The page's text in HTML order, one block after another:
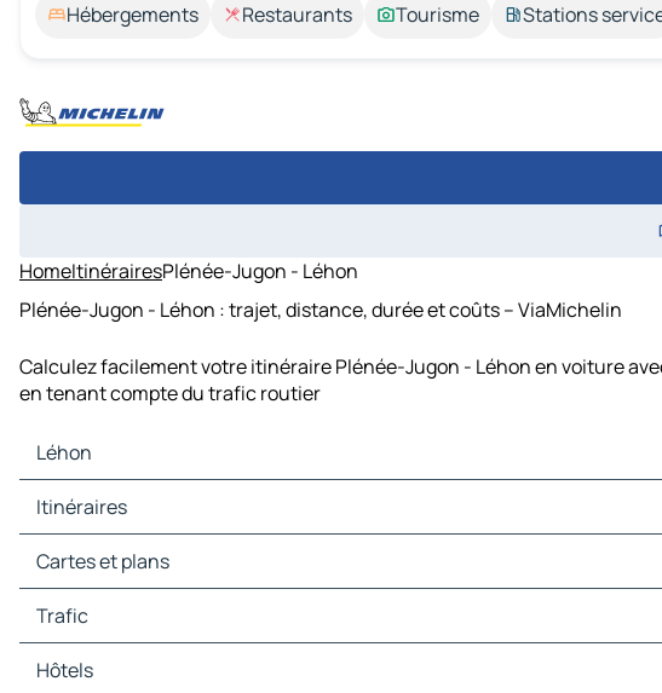
Hébergements Restaurants Tourisme Stations
HomeItinérairesPlénée-Jugon - Léhon
Plénée-Jugon - Léhon : trajet, distance, durée et coûts – ViaMichelin
Calculez facilement votre itinéraire Plénée-Jugon - Léhon en voiture
en tenant compte du trafic routier
Léhon
Léhon Cartes et plans
Léhon Trafic
Léhon Hôtels
Léhon Restaurants
Léhon Stations-service
Itinéraires
Itinéraires Léhon - Dinan
Itinéraires Léhon - Lanvallay
Itinéraires Léhon - Quévert
Itinéraires Léhon - Saint-Pierre-de-Plesguen
Itinéraires Léhon - Plouër-sur-Rance
Itinéraires Léhon - Pleslin-Trigavou
Cartes et plans
Cartes et plans Dinan
Cartes et plans Lanvallay
Cartes et plans Quévert
Cartes et plans Saint-Pierre-de-Plesguen
Trafic
Trafic Dinan
Trafic Lanvallay
Hôtels